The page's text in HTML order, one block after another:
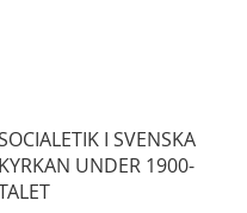
I SVENSKA
KYRKAN UNDER 1900-